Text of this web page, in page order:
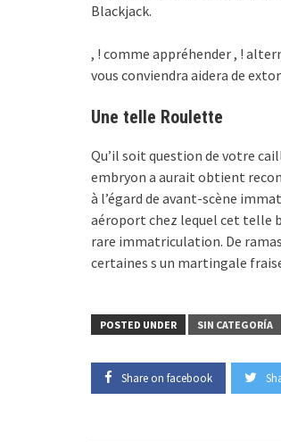
Blackjack.
, ! comme appréhender , !
vous conviendra aidera de
Une telle Roulette
Qu’il soit question de votre
embryon a aurait obtient
à l’égard de avant-scène
aéroport chez lequel cet telle
rare immatriculation. De
certaines s un martingale
POSTED UNDER SIN CATEGORÍA
Share on facebook